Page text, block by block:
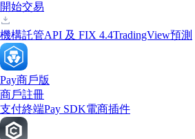
開始交易
機構託管API 及 FIX 4.4TradingView預測
Pay商戶版
商戶註冊
支付終端Pay SDK電商插件